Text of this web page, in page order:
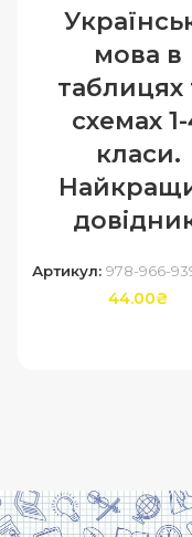
мова в
таблицях
схемах
класи.
Артикул: 978-966-
44.00₴